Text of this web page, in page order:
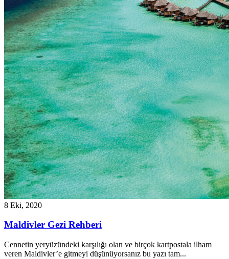
8 Eki, 2020
Maldivler Gezi Rehberi
Cennetin yeryüzündeki karşılığı olan ve birçok kartpostala ilham
veren Maldivler’e gitmeyi düşünüyorsanız bu yazı tam...